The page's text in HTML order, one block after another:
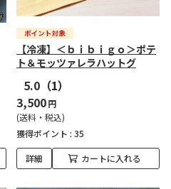
【冷凍】＜ｂｉｂｉｇｏ＞ポテ
ト＆モッツァレラハットグ
5.0 （1）
3,500円
(送料・税込)
獲得ポイント : 35
詳細 カートに入れる